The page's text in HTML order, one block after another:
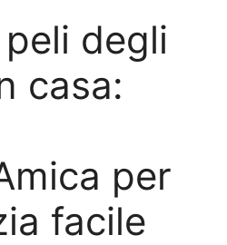
degli
casa:
per
facile